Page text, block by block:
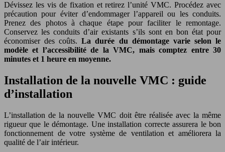
Dévissez les vis de fixation et retirez l’unité VMC. Procédez avec
précaution pour éviter d’endommager l’appareil ou les conduits.
Prenez des photos à chaque étape pour faciliter le remontage.
Conservez les conduits d’air existants s’ils sont en bon état pour
économiser des coûts.La durée du démontage varie selon le
modèle et l’accessibilité de la VMC, mais comptez entre 30
minutes et 1 heure en moyenne.
Installation de la nouvelle VMC : guide
d’installation
L’installation de la nouvelle VMC doit être réalisée avec la même
rigueur que le démontage. Une installation correcte assurera le bon
fonctionnement de votre système de ventilation et améliorera la
qualité de l’air intérieur.